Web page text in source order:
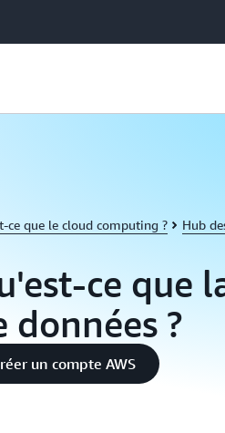
ce que le cloud computing ? Hub
ce que
données ?
un compte AWS